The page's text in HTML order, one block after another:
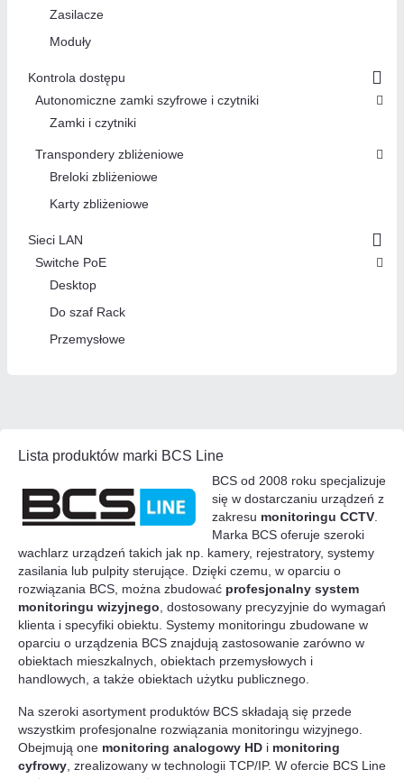
Zasilacze
Moduły
Kontrola dostępu
Autonomiczne zamki szyfrowe i czytniki
Zamki i czytniki
Transpondery zbliżeniowe
Breloki zbliżeniowe
Karty zbliżeniowe
Sieci LAN
Switche PoE
Desktop
Do szaf Rack
Przemysłowe
Lista produktów marki BCS Line
BCS od 2008 roku specjalizuje
się w dostarczaniu urządzeń z
zakresu monitoringu CCTV
Marka BCS oferuje szeroki
wachlarz urządzeń takich jak np. kamery, rejestratory, systemy
zasilania lub pulpity sterujące. Dzięki czemu, w oparciu o
rozwiązania BCS, można zbudować profesjonalny system
monitoringu wizyjnego , dostosowany precyzyjnie do wymagań
klienta i specyfiki obiektu. Systemy monitoringu zbudowane w
oparciu o urządzenia BCS znajdują zastosowanie zarówno w
obiektach mieszkalnych, obiektach przemysłowych i
handlowych, a także obiektach użytku publicznego.
Na szeroki asortyment produktów BCS składają się przede
wszystkim profesjonalne rozwiązania monitoringu wizyjnego.
Obejmują one monitoring analogowy HD i monitoring
cyfrowy , zrealizowany w technologii TCP/IP. W ofercie BCS Line